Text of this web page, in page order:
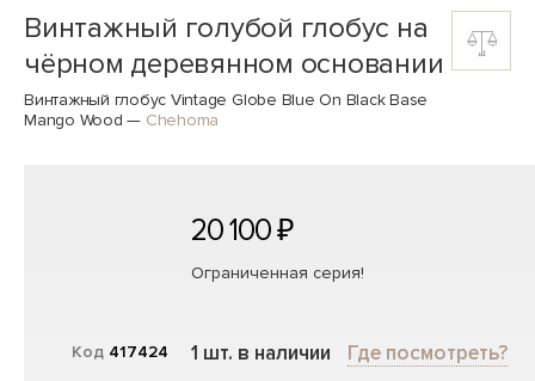
Винтажный голубой глобус на
чёрном деревянном основании
Винтажный глобус Vintage Globe Blue On Black Base
Mango Wood — Chehoma
Код 417424
20 100 ₽
Ограниченная серия!
1 шт. в наличии Где посмотреть?